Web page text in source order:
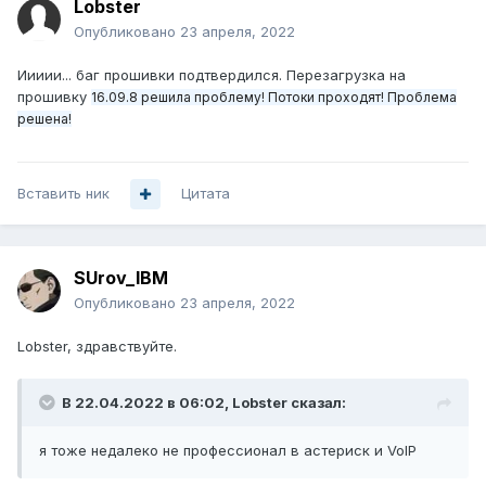
Lobster
Опубликовано 23 апреля, 2022
Иииии... баг прошивки подтвердился. Перезагрузка на
прошивку 16.09.8 решила проблему! Потоки проходят! Проблема
решена!
Вставить ник Цитата
SUrov_IBM
Опубликовано 23 апреля, 2022
Lobster, здравствуйте.
В 22.04.2022 в 06:02, Lobster сказал:
я тоже недалеко не профессионал в астериск и VoIP